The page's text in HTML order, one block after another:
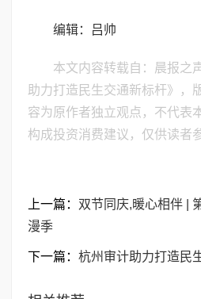
编辑：吕帅
本文内容转载自：晨报之
助力打造民生交通新标杆》，
容为原作者独立观点，不代表
构成投资消费建议，仅供读者
上一篇： 双节同庆,暖心相伴 |
漫季
下一篇： 杭州审计助力打造民